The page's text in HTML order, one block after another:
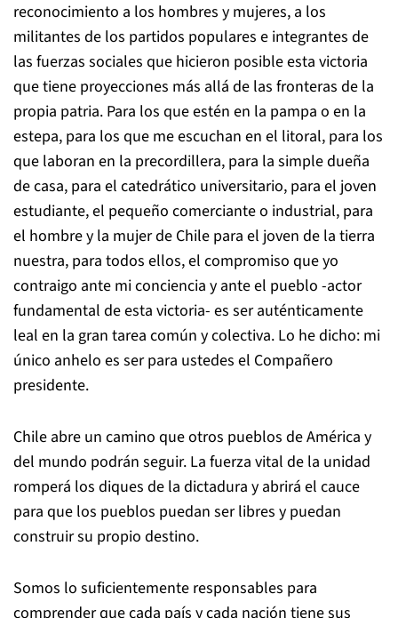
reconocimiento a los hombres y mujeres, a los
militantes de los partidos populares e integrantes de
las fuerzas sociales que hicieron posible esta victoria
que tiene proyecciones más allá de las fronteras de la
propia patria. Para los que estén en la pampa o en la
estepa, para los que me escuchan en el litoral, para los
que laboran en la precordillera, para la simple dueña
de casa, para el catedrático universitario, para el joven
estudiante, el pequeño comerciante o industrial, para
el hombre y la mujer de Chile para el joven de la tierra
nuestra, para todos ellos, el compromiso que yo
contraigo ante mi conciencia y ante el pueblo -actor
fundamental de esta victoria- es ser auténticamente
leal en la gran tarea común y colectiva. Lo he dicho: mi
único anhelo es ser para ustedes el Compañero
presidente.
Chile abre un camino que otros pueblos de América y
del mundo podrán seguir. La fuerza vital de la unidad
romperá los diques de la dictadura y abrirá el cauce
para que los pueblos puedan ser libres y puedan
construir su propio destino.
Somos lo suficientemente responsables para
comprender que cada país y cada nación tiene sus